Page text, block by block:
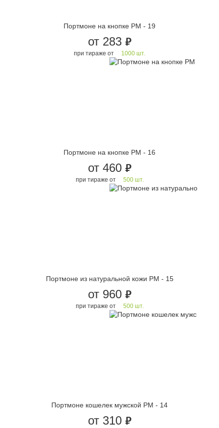
Портмоне на кнопке PM - 19
от 283 руб.
при тираже от 1000 шт.
Портмоне на кнопке PM - 16
от 460 руб.
при тираже от 500 шт.
Портмоне из натуральной кожи PM - 15
от 960 руб.
при тираже от 500 шт.
Портмоне кошелек мужской PM - 14
от 310 руб.